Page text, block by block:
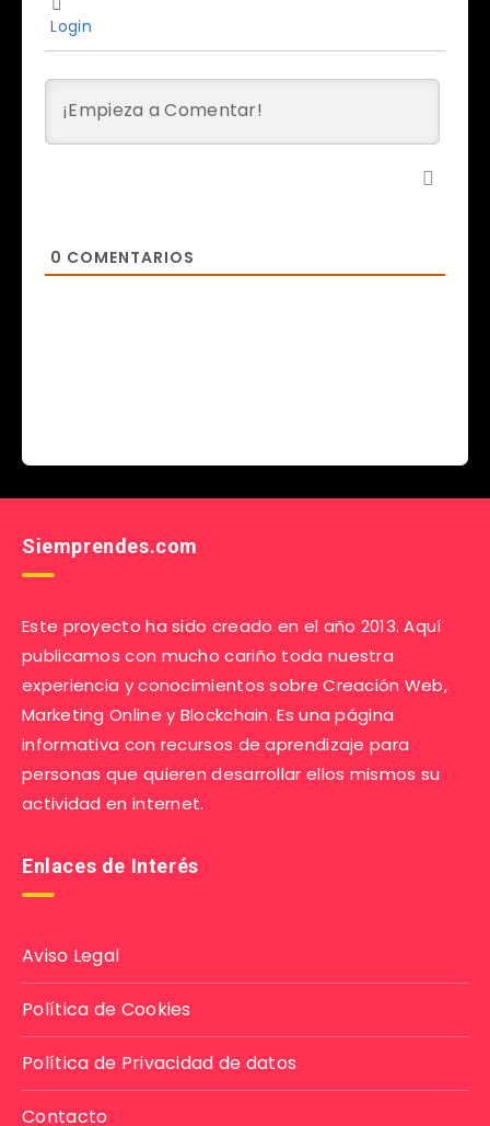
Login
0 COMENTARIOS
Siemprendes.com
Este proyecto ha sido creado en el año 2013. Aquí
publicamos con mucho cariño toda nuestra
experiencia y conocimientos sobre Creación Web,
Marketing Online y Blockchain. Es una página
informativa con recursos de aprendizaje para
personas que quieren desarrollar ellos mismos su
actividad en internet.
Enlaces de Interés
Aviso Legal
Política de Cookies
Política de Privacidad de datos
Contacto